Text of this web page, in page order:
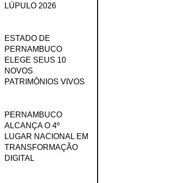
LÚPULO 2026
ESTADO DE
PERNAMBUCO
ELEGE SEUS 10
NOVOS
PATRIMÔNIOS VIVOS
PERNAMBUCO
ALCANÇA O 4º
LUGAR NACIONAL EM
TRANSFORMAÇÃO
DIGITAL